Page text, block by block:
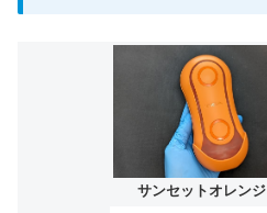
サンセットオレンジ